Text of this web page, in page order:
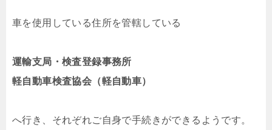
車を使用している住所を管轄している
運輸支局・検査登録事務所
軽自動車検査協会（軽自動車）
へ行き、それぞれご自身で手続きができるようです。